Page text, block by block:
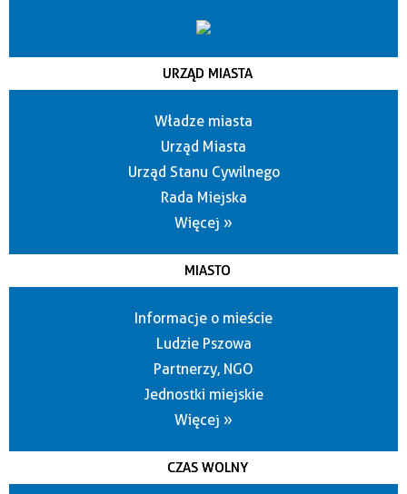
URZĄD MIASTA
Władze miasta
Urząd Miasta
Urząd Stanu Cywilnego
Rada Miejska
Więcej »
MIASTO
Informacje o mieście
Ludzie Pszowa
Partnerzy, NGO
Jednostki miejskie
Więcej »
CZAS WOLNY